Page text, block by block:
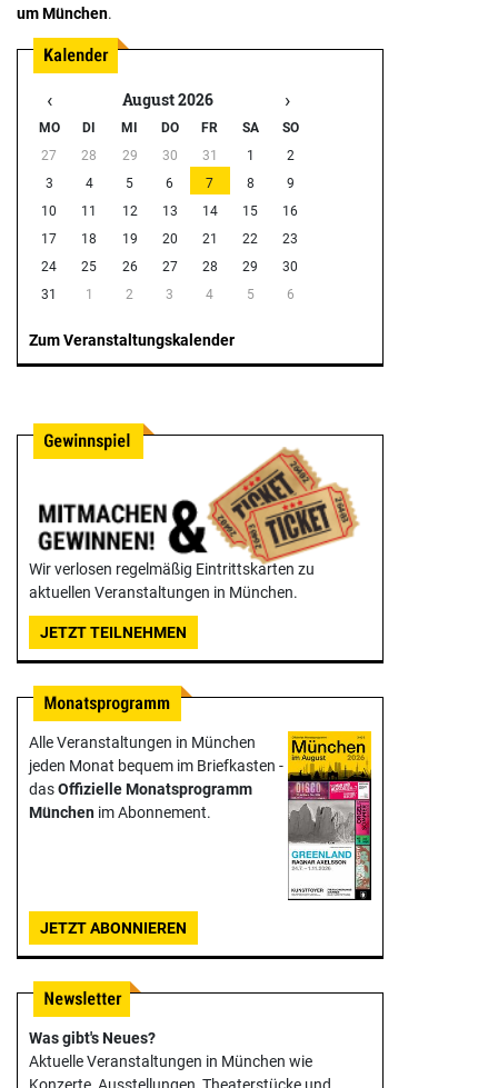
um München.
‹ August 2026 ›
MO DI MI DO FR SA
SO
27
28 29 30 31 1
2
3
4 5 6 7 8
9
10
11 12 13 14 15
16
17
18 19 20 21 22
23
24
25 26 27 28 29
30
31
1 2 3 4 5 6
Zum Veranstaltungskalender
Wir verlosen regelmäßig Eintrittskarten zu
aktuellen Veranstaltungen in München.
JETZT TEILNEHMEN
Alle Veranstaltungen in München
jeden Monat bequem im Briefkasten -
dasOffizielle Monats­programm
München im Abonnement.
JETZT ABONNIEREN
Was gibt's Neues?
Aktuelle Veranstaltungen in München wie